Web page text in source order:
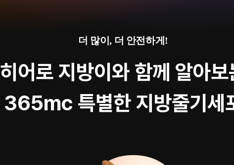
더 많이, 더 안전하게!
히어로 지방이와 함께 알아보
365mc 특별한 지방줄기세